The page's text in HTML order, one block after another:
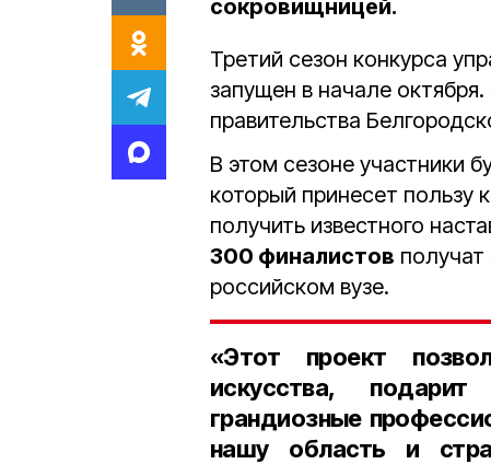
сокровищницей.
Третий сезон конкурса
запущен в начале октября.
правительства
В этом сезоне участники
который принесет пользу
получить известного
300 финалистов получат
российском вузе.
«Этот проект
искусства,
грандиозные
нашу область и